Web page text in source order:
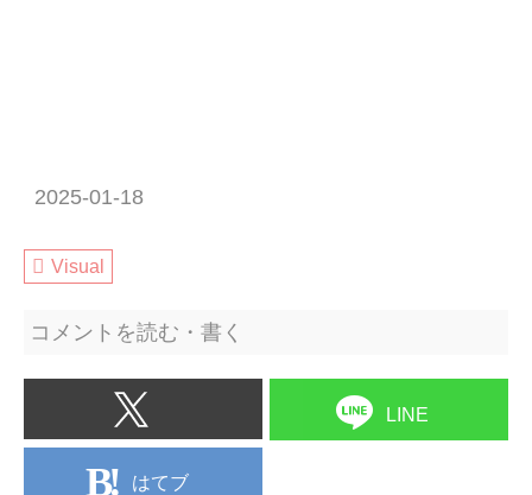
2025-01-18
Visual
コメントを読む・書く
LINE
はてブ